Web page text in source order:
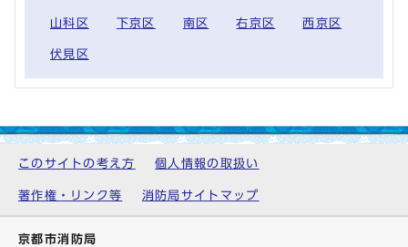
山科区 下京区 南区 右京区 西京区
伏見区
このサイトの考え方 個人情報の取扱い
著作権・リンク等 消防局サイトマップ
京都市消防局